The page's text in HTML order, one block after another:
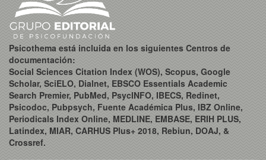
Psicothema está incluida en los siguientes Centros de
documentación:
Social Sciences Citation Index (WOS), Scopus, Google
Scholar, SciELO, Dialnet, EBSCO Essentials Academic
Search Premier, PubMed, PsycINFO, IBECS, Redinet,
Psicodoc, Pubpsych, Fuente Académica Plus, IBZ Online,
Periodicals Index Online, MEDLINE, EMBASE, ERIH PLUS,
Latindex, MIAR, CARHUS Plus+ 2018, Rebiun, DOAJ, &
Crossref.